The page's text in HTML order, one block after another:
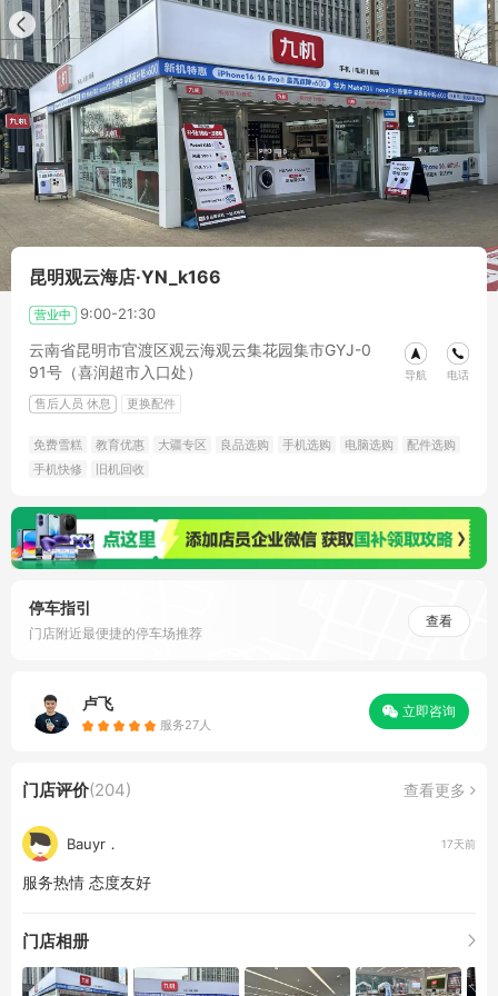
昆明观云海店·YN_k166
营业中 9:00-21:30
云南省昆明市官渡区观云海观云集花园集市GYJ-0
91号（喜润超市入口处）
导航 电话
售后人员 休息 更换配件
免费雪糕 教育优惠 大疆专区 良品选购 手机选购 电脑选购
配件选购
手机快修
旧机回收
停车指引
门店附近最便捷的停车场推荐
查看
卢飞
服务27人
立即咨询
门店评价(204) 查看更多
Bauyr． 17天前
服务热情 态度友好
门店相册